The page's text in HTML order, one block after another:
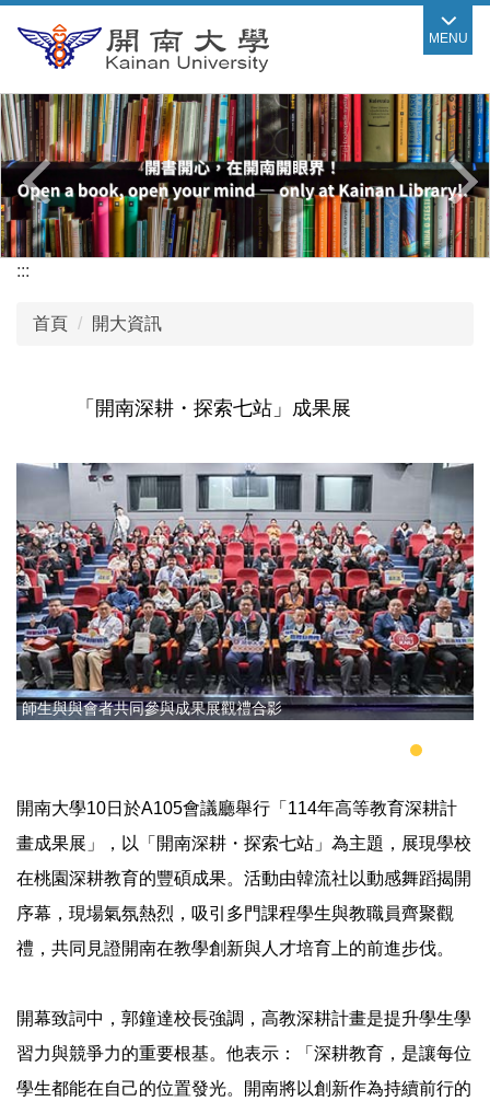
到
要
內
容
區
MENU
:::
首頁 開大資訊
「開南深耕・探索七站」成果展
師生與與會者共同參與成果展觀禮合影
開南大學10日於A105會議廳舉行「114年高等教育深耕計
畫成果展」，以「開南深耕・探索七站」為主題，展現學校
在桃園深耕教育的豐碩成果。活動由韓流社以動感舞蹈揭開
序幕，現場氣氛熱烈，吸引多門課程學生與教職員齊聚觀
禮，共同見證開南在教學創新與人才培育上的前進步伐。
開幕致詞中，郭鐘達校長強調，高教深耕計畫是提升學生學
習力與競爭力的重要根基。他表示：「深耕教育，是讓每位
學生都能在自己的位置發光。開南將以創新作為持續前行的